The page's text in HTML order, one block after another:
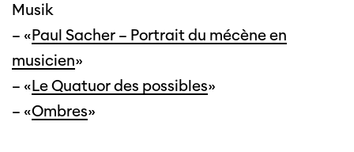
Musik
– «Paul Sacher – Portrait du mécène en
musicien»
– «Le Quatuor des possibles»
– «Ombres»